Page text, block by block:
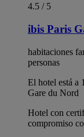
4.5 / 5
ibis Paris
habitaciones
personas
El hotel está a
Gare du Nord
Hotel con
compromiso